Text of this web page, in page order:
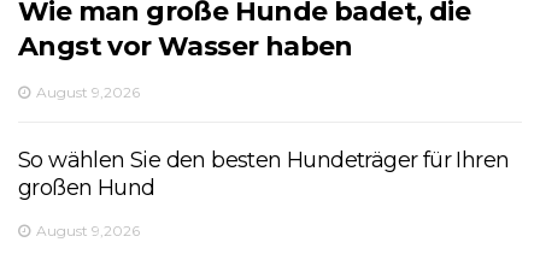
Wie man große Hunde badet, die
Angst vor Wasser haben
August 9,2026
So wählen Sie den besten Hundeträger für Ihren
großen Hund
August 9,2026